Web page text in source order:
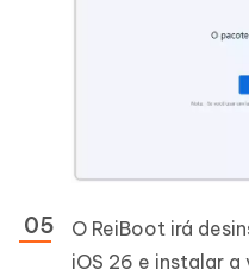
O ReiBoot irá
iOS 26 e instalar a